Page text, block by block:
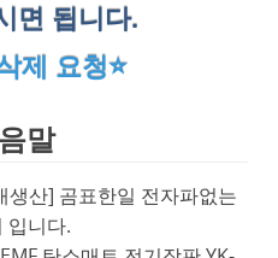
면 됩니다.
제 요청⭐
말
생산] 곰표한일 전자파없는
입니다.